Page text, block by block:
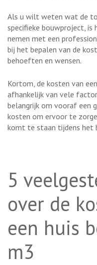
Als u wilt weten wat de
specifieke bouwproject,
nemen met een
bij het bepalen van de
behoeften en wensen.
Kortom, de kosten van
afhankelijk van vele
belangrijk om vooraf een
kosten om ervoor te
komt te staan tijdens het
5
over de
een huis
m3